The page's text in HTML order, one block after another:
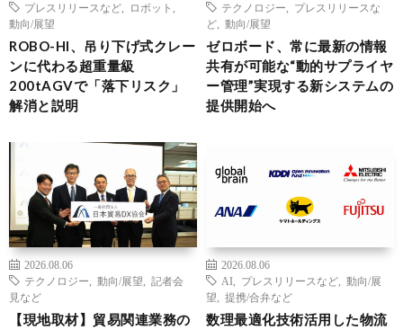
プレスリリースなど
ロボット
動向/展望
ROBO-HI、吊り下げ式クレー
ンに代わる超重量級
200tAGVで「落下リスク」
解消と説明
テクノロジー
プレスリリースな
ど
動向/展望
ゼロボード、常に最新の情報
共有が可能な“動的サプライヤ
ー管理”実現する新システムの
提供開始へ
2026.08.06
テクノロジー
動向/展望
記者会
見など
【現地取材】貿易関連業務の
2026.08.06
AI
プレスリリースなど
動向/展
望
提携/合弁など
数理最適化技術活用した物流